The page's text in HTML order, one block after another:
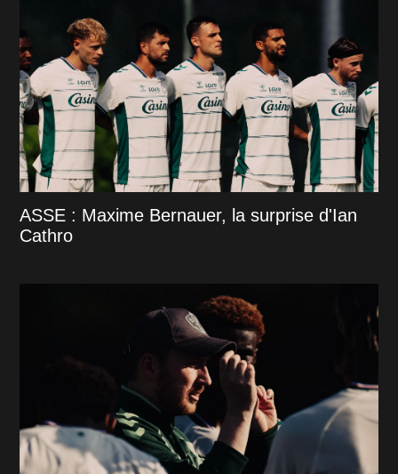
ASSE : Maxime Bernauer, la surprise d'Ian
Cathro